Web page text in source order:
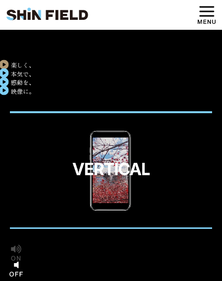
楽しく、
本気で、
感動を、
映像に。